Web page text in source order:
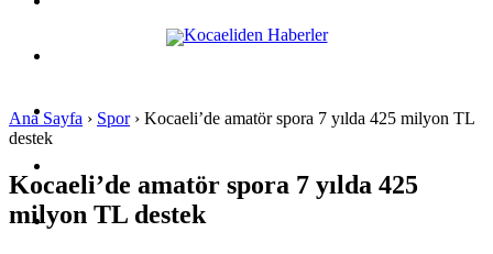
SPOR
SAĞLIK
Ana Sayfa › Spor› Kocaeli’de amatör spora 7 yılda 425 milyon TL
destek
Kocaeli’de amatör spora 7 yılda 425
milyon TL destek